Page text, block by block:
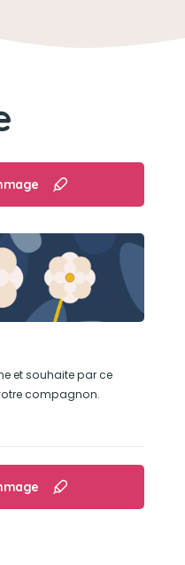
et souhaite par ce
compagnon.